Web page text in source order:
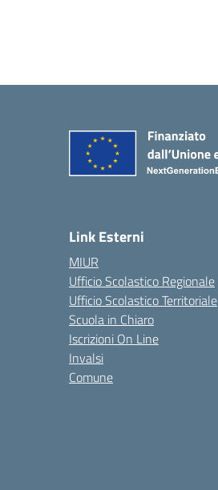
Link Esterni
MIUR
Ufficio Scolastico Regionale
Ufficio Scolastico Territoriale
Scuola in Chiaro
Iscrizioni On Line
Invalsi
Comune